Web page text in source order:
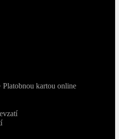
Platobnou kartou online